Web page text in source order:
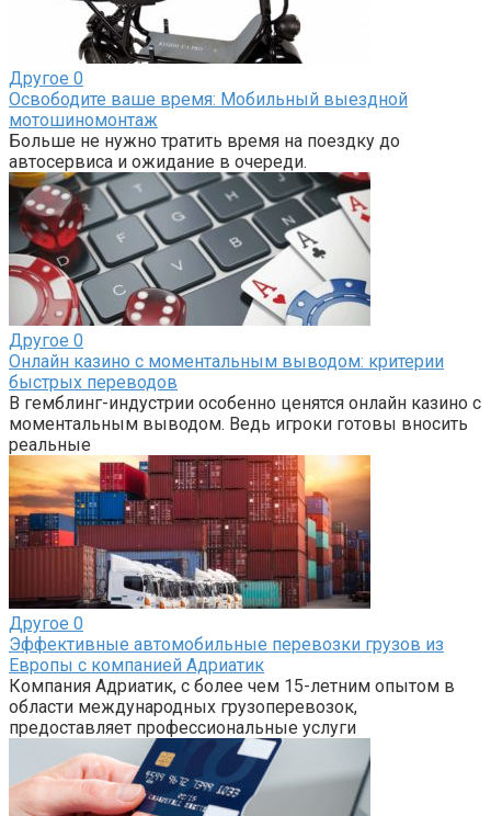
Другое 0
Освободите ваше время: Мобильный выездной
мотошиномонтаж
Больше не нужно тратить время на поездку до
автосервиса и ожидание в очереди.
Другое 0
Онлайн казино с моментальным выводом: критерии
быстрых переводов
В гемблинг-индустрии особенно ценятся онлайн казино с
моментальным выводом. Ведь игроки готовы вносить
реальные
Другое 0
Эффективные автомобильные перевозки грузов из
Европы с компанией Адриатик
Компания Адриатик, с более чем 15-летним опытом в
области международных грузоперевозок,
предоставляет профессиональные услуги